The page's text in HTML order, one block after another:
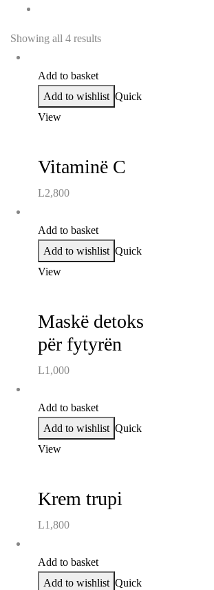
Showing all 4 results
Add to basket
Add to wishlist Quick
View
Vitaminë C
L2,800
Add to basket
Add to wishlist Quick
View
Maskë detoks
për fytyrën
L1,000
Add to basket
Add to wishlist Quick
View
Krem trupi
L1,800
Add to basket
Add to wishlist Quick